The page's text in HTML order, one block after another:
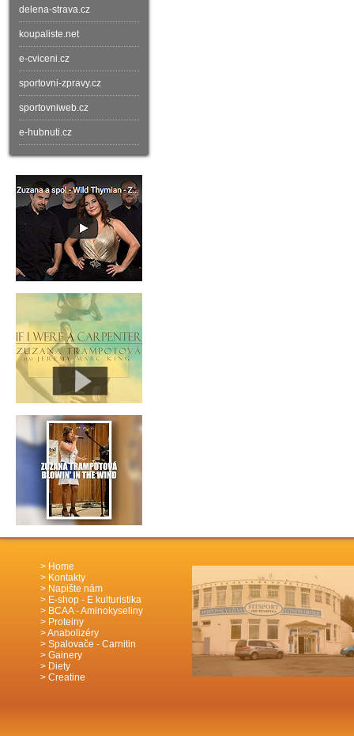
delena-strava.cz
koupaliste.net
e-cviceni.cz
sportovni-zpravy.cz
sportovniweb.cz
e-hubnuti.cz
Home
Kontakty
Napište nám
E-shop - E kulturistika
BCAA - Aminokyseliny
Proteiny
Anabolizéry
Spalovače - Carnitin
Gainery
Diety
Creatine